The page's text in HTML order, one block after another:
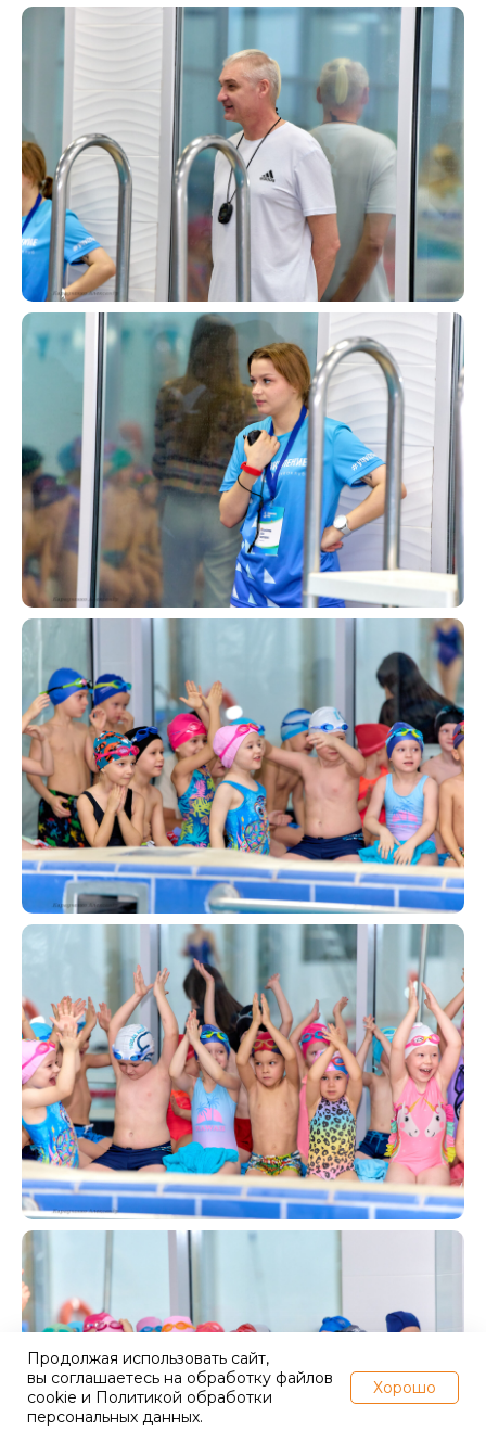
Продолжая использовать сайт,
вы соглашаетесь на обработку файлов
cookie и Политикой обработки
персональных данных.
Хорошо